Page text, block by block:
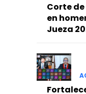
Corte
en
Jueza